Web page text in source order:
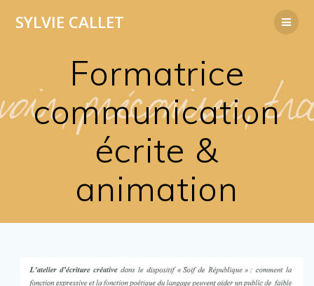
SYLVIE CALLET
Formatrice
communication
écrite &
animation